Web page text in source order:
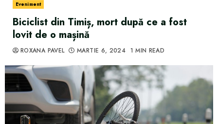
Eveniment
Biciclist din Timiș, mort după ce a fost
lovit de o mașină
ROXANA PAVEL MARTIE 6, 2024 1 MIN READ